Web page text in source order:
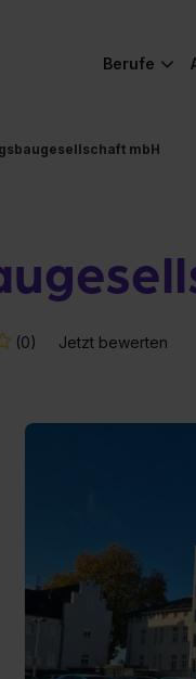
Berufe
mbH
(0) Jetzt bewerten